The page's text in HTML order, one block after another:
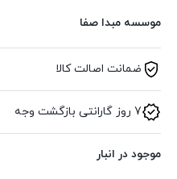
موسسه مبدا صفا
ضمانت اصالت کالا
7 روز گارانتی بازگشت وجه
موجود در انبار